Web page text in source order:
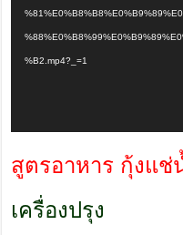
%B2.mp4?_=1
สูตรอาหาร กุ้งแช่
เครื่องปรุง